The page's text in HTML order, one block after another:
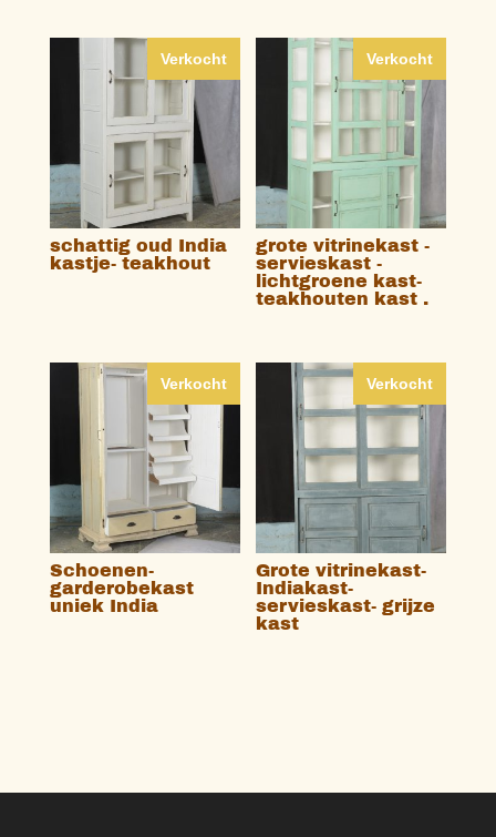
Verkocht
schattig oud India
kastje- teakhout
Verkocht
grote vitrinekast -
servieskast -
lichtgroene kast-
teakhouten kast .
Verkocht
Schoenen-
garderobekast
uniek India
Verkocht
Grote vitrinekast-
Indiakast-
servieskast- grijze
kast